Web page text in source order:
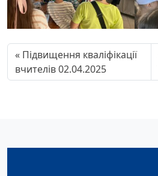
Підвищення кваліфікації
вчителів 02.04.2025